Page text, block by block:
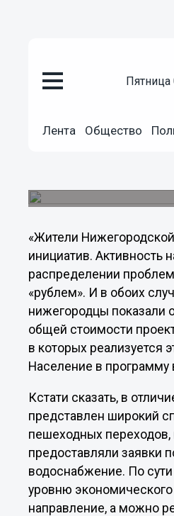
Лента Общество
небольшие
«Жители
инициатив. Активность
распределении
«рублем». И в обоих
нижегородцы показали
общей стоимости
в которых реализуется
Население в
Кстати сказать, в
представлен широкий
пешеходных переходов,
предоставляли заявки
водоснабжение. По
уровню
направление, а можно